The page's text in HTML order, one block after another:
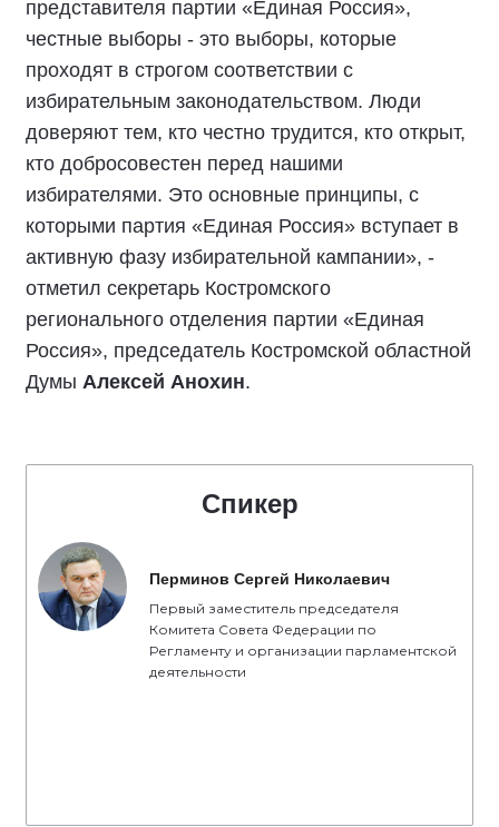
представителя партии «Единая Россия»,
честные выборы - это выборы, которые
проходят в строгом соответствии с
избирательным законодательством. Люди
доверяют тем, кто честно трудится, кто открыт,
кто добросовестен перед нашими
избирателями. Это основные принципы, с
которыми партия «Единая Россия» вступает в
активную фазу избирательной кампании», -
отметил секретарь Костромского
регионального отделения партии «Единая
Россия», председатель Костромской областной
Думы Алексей Анохин.
Спикер
Перминов Сергей Николаевич
Первый заместитель председателя
Комитета Совета Федерации по
Регламенту и организации парламентской
деятельности